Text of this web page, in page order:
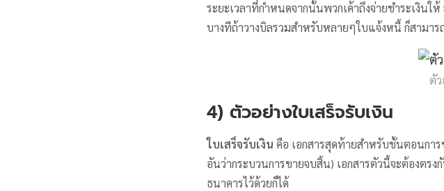
ระยะเวลาที่กำหนดจากนั้นพวกเค้าถึงจ่ายชำระเงิน
บางทีถ้าวางบิลรวมสำหรับหลายๆใบแจ้งหนี้ ก็สามาร
ตัว
4) ตัวอย่างใบเสร็จรับเงิน
ใบเสร็จรับเงิน คือ เอกสารสุดท้ายสำหรับขั้นตอนกา
อันว่ากระบวนการขายจบสิ้น) เอกสารตัวนี้จะต้องต
ธนาคารไว้ด้วยก็ได้